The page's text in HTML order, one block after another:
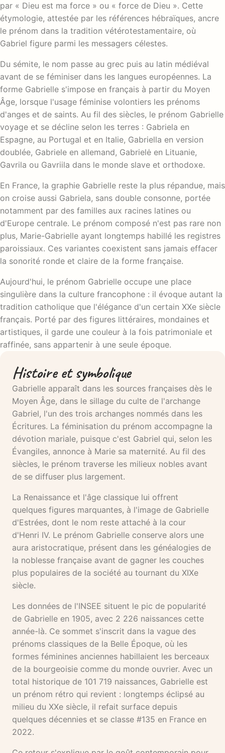
par « Dieu est ma force » ou « force de Dieu ». Cette
étymologie, attestée par les références hébraïques, ancre
le prénom dans la tradition vétérotestamentaire, où
Gabriel figure parmi les messagers célestes.
Du sémite, le nom passe au grec puis au latin médiéval
avant de se féminiser dans les langues européennes. La
forme Gabrielle s'impose en français à partir du Moyen
Âge, lorsque l'usage féminise volontiers les prénoms
d'anges et de saints. Au fil des siècles, le prénom Gabrielle
voyage et se décline selon les terres : Gabriela en
Espagne, au Portugal et en Italie, Gabriella en version
doublée, Gabriele en allemand, Gabrielė en Lituanie,
Gavrila ou Gavriila dans le monde slave et orthodoxe.
En France, la graphie Gabrielle reste la plus répandue, mais
on croise aussi Gabriela, sans double consonne, portée
notamment par des familles aux racines latines ou
d'Europe centrale. Le prénom composé n'est pas rare non
plus, Marie-Gabrielle ayant longtemps habillé les registres
paroissiaux. Ces variantes coexistent sans jamais effacer
la sonorité ronde et claire de la forme française.
Aujourd'hui, le prénom Gabrielle occupe une place
singulière dans la culture francophone : il évoque autant la
tradition catholique que l'élégance d'un certain XXe siècle
français. Porté par des figures littéraires, mondaines et
artistiques, il garde une couleur à la fois patrimoniale et
raffinée, sans appartenir à une seule époque.
Histoire et symbolique
Gabrielle apparaît dans les sources françaises dès le
Moyen Âge, dans le sillage du culte de l'archange
Gabriel, l'un des trois archanges nommés dans les
Écritures. La féminisation du prénom accompagne la
dévotion mariale, puisque c'est Gabriel qui, selon les
Évangiles, annonce à Marie sa maternité. Au fil des
siècles, le prénom traverse les milieux nobles avant
de se diffuser plus largement.
La Renaissance et l'âge classique lui offrent
quelques figures marquantes, à l'image de Gabrielle
d'Estrées, dont le nom reste attaché à la cour
d'Henri IV. Le prénom Gabrielle conserve alors une
aura aristocratique, présent dans les généalogies de
la noblesse française avant de gagner les couches
plus populaires de la société au tournant du XIXe
siècle.
Les données de l'INSEE situent le pic de popularité
de Gabrielle en 1905, avec 2 226 naissances cette
année-là. Ce sommet s'inscrit dans la vague des
prénoms classiques de la Belle Époque, où les
formes féminines anciennes habillaient les berceaux
de la bourgeoisie comme du monde ouvrier. Avec un
total historique de 101 719 naissances, Gabrielle est
un prénom rétro qui revient : longtemps éclipsé au
milieu du XXe siècle, il refait surface depuis
quelques décennies et se classe #135 en France en
2022.